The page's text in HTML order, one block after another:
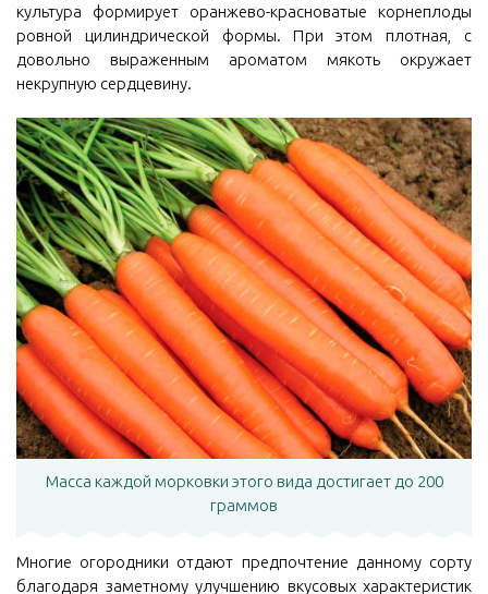
культура формирует оранжево-красноватые корнеплоды
ровной цилиндрической формы. При этом плотная, с
довольно выраженным ароматом мякоть окружает
некрупную сердцевину.
Масса каждой морковки этого вида достигает до 200
граммов
Многие огородники отдают предпочтение данному сорту
благодаря заметному улучшению вкусовых характеристик